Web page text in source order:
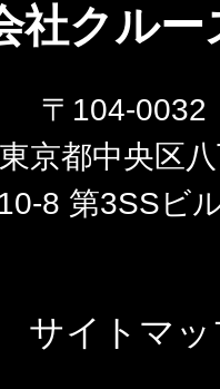
社クルー
〒104-
東京都中央区
8 第3SSビ
サイトマ